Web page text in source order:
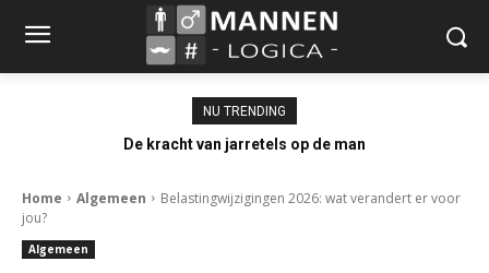
NU TRENDING
De kracht van jarretels op de man
Home Algemeen
Belastingwijzigingen 2026: wat verandert er voor
jou?
Algemeen